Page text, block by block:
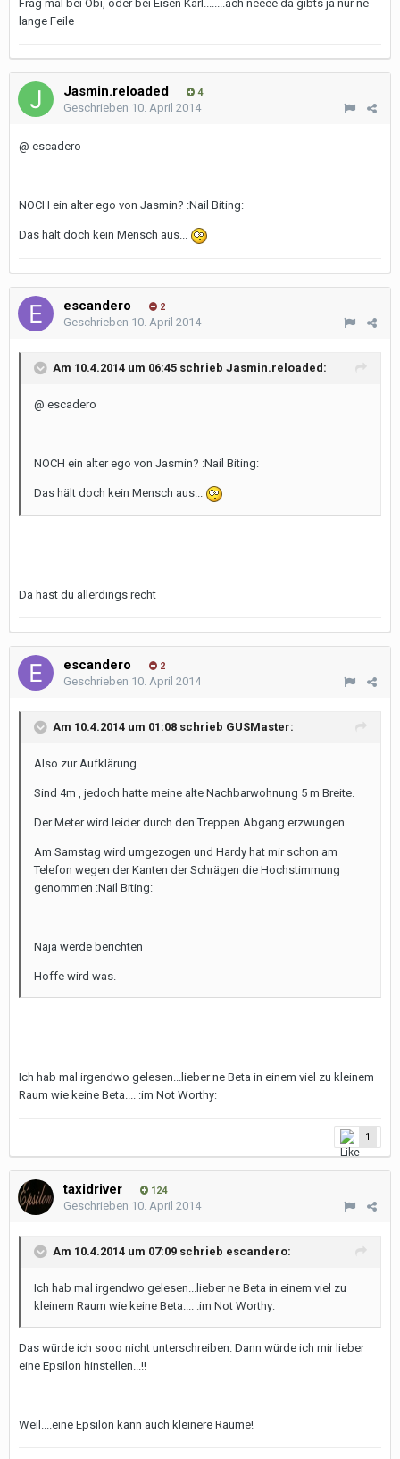
Frag mal bei Obi, oder bei Eisen Karl........ach neeee da gibts ja nur ne
lange Feile
Jasmin.reloaded 4
Geschrieben 10. April 2014
@ escadero
NOCH ein alter ego von Jasmin? :Nail Biting:
Das hält doch kein Mensch aus...
escandero 2
Geschrieben 10. April 2014
Am 10.4.2014 um 06:45 schrieb Jasmin.reloaded:
@ escadero
NOCH ein alter ego von Jasmin? :Nail Biting:
Das hält doch kein Mensch aus...
Da hast du allerdings recht
escandero 2
Geschrieben 10. April 2014
Am 10.4.2014 um 01:08 schrieb GUSMaster:
Also zur Aufklärung
Sind 4m , jedoch hatte meine alte Nachbarwohnung 5 m Breite.
Der Meter wird leider durch den Treppen Abgang erzwungen.
Am Samstag wird umgezogen und Hardy hat mir schon am
Telefon wegen der Kanten der Schrägen die Hochstimmung
genommen :Nail Biting:
Naja werde berichten
Hoffe wird was.
Ich hab mal irgendwo gelesen...lieber ne Beta in einem viel zu kleinem
Raum wie keine Beta.... :im Not Worthy:
1
taxidriver 124
Geschrieben 10. April 2014
Am 10.4.2014 um 07:09 schrieb escandero:
Ich hab mal irgendwo gelesen...lieber ne Beta in einem viel zu
kleinem Raum wie keine Beta.... :im Not Worthy:
Das würde ich sooo nicht unterschreiben. Dann würde ich mir lieber
eine Epsilon hinstellen...!!
Weil....eine Epsilon kann auch kleinere Räume!